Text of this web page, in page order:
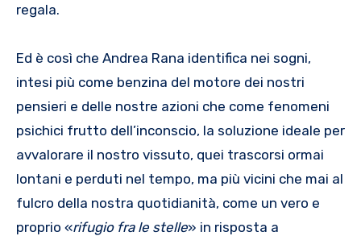
regala.
Ed è così che Andrea Rana identifica nei sogni,
intesi più come benzina del motore dei nostri
pensieri e delle nostre azioni che come fenomeni
psichici frutto dell’inconscio, la soluzione ideale per
avvalorare il nostro vissuto, quei trascorsi ormai
lontani e perduti nel tempo, ma più vicini che mai al
fulcro della nostra quotidianità, come un vero e
proprio «rifugio fra le stelle» in risposta a